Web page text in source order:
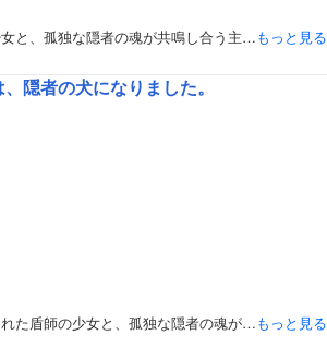
と、孤独な隠者の魂が共鳴し合う主…もっと見る
隠者の犬になりました。
た盾師の少女と、孤独な隠者の魂が…もっと見る